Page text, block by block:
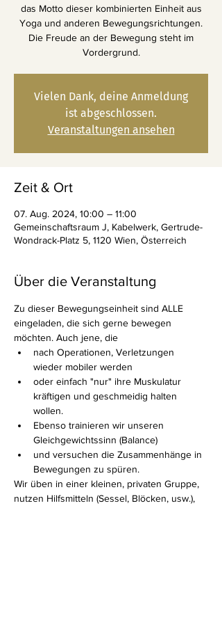
das Motto dieser kombinierten Einheit aus
Yoga und anderen Bewegungsrichtungen.
Die Freude an der Bewegung steht im
Vordergrund.
Vielen Dank, deine Anmeldung
ist abgeschlossen.
Veranstaltungen ansehen
Zeit & Ort
07. Aug. 2024, 10:00 – 11:00
Gemeinschaftsraum J, Kabelwerk, Gertrude-
Wondrack-Platz 5, 1120 Wien, Österreich
Über die Veranstaltung
Zu dieser Bewegungseinheit sind ALLE
eingeladen, die sich gerne bewegen
möchten. Auch jene, die
nach Operationen, Verletzungen
wieder mobiler werden
oder einfach "nur" ihre Muskulatur
kräftigen und geschmeidig halten
wollen.
Ebenso trainieren wir unseren
Gleichgewichtssinn (Balance)
und versuchen die Zusammenhänge in
Bewegungen zu spüren.
Wir üben in einer kleinen, privaten Gruppe,
nutzen Hilfsmitteln (Sessel, Blöcken, usw.),